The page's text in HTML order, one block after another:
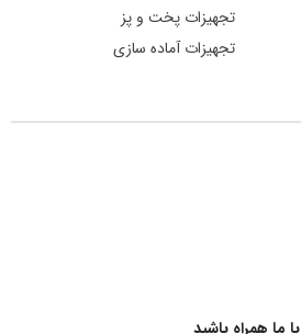
تجهیزات پخت و پز
تجهیزات آماده سازی
با ما همراه باشید